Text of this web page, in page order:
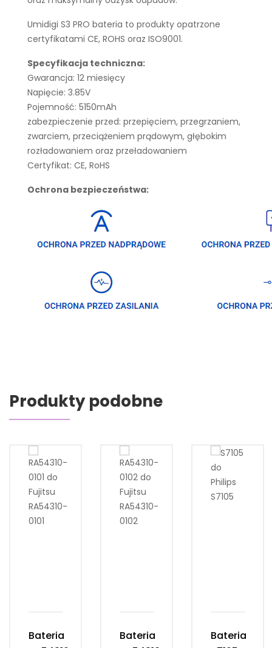
Umidigi S3 PRO bateria to produkty opatrzone
certyfikatami CE, ROHS oraz ISO9001.
Specyfikacja techniczna:
Gwarancja: 12 miesięcy
Napięcie: 3.85V
Pojemność: 5150mAh
zabezpieczenie przed: przepięciem, przegrzaniem,
zwarciem, przeciążeniem prądowym, głębokim
rozładowaniem oraz przeładowaniem
Certyfikat: CE, RoHS
Ochrona bezpieczeństwa:
Produkty podobne
Bateria
Bateria
Bateria